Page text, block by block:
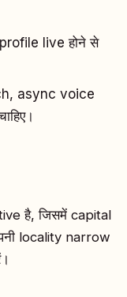
live होने से
async voice
है, जिसमें capital
locality narrow